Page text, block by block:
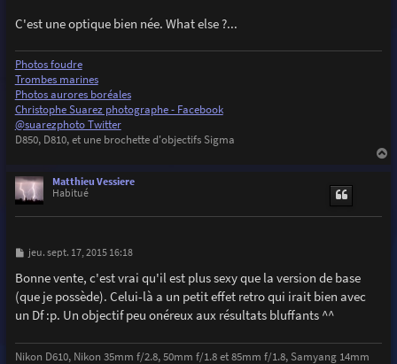
C'est une optique bien née. What else ?...
Photos foudre
Trombes marines
Photos aurores boréales
Christophe Suarez photographe - Facebook
@suarezphoto Twitter
D850, D810, et une brochette d'objectifs Sigma
Matthieu Vessiere
Habitué
M
s
s
a
e
jeu. sept. 17, 2015 16:18
Bonne vente, c'est vrai qu'il est plus sexy que la version de base
(que je possède). Celui-là a un petit effet retro qui irait bien avec
un Df :p. Un objectif peu onéreux aux résultats bluffants ^^
Nikon D610, Nikon 35mm f/2.8, 50mm f/1.8 et 85mm f/1.8, Samyang 14mm